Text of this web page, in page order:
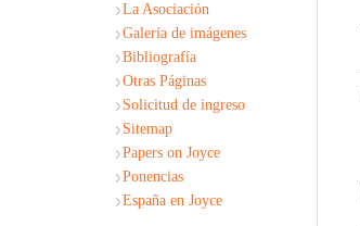
La Asociación
Galería de imágenes
Bibliografía
Otras Páginas
Solicitud de ingreso
Sitemap
Papers on Joyce
Ponencias
España en Joyce